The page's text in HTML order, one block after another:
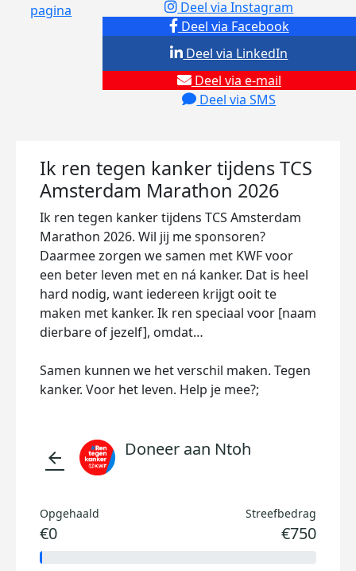
pagina
Deel via Facebook
Deel via Instagram
Deel via e-mail
Deel via SMS
Deel via LinkedIn
Ik ren tegen kanker tijdens TCS
Amsterdam Marathon 2026
Ik ren tegen kanker tijdens TCS Amsterdam
Marathon 2026. Wil jij me sponsoren?
Daarmee zorgen we samen met KWF voor
een beter leven met en ná kanker. Dat is heel
hard nodig, want iedereen krijgt ooit te
maken met kanker. Ik ren speciaal voor [naam
dierbare of jezelf], omdat…
Samen kunnen we het verschil maken. Tegen
kanker. Voor het leven. Help je mee?;
arrow_back Doneer aan Ntoh
Opgehaald
€0
Streefbedrag
€750